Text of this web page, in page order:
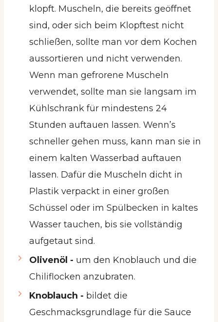
klopft. Muscheln, die bereits geöffnet
sind, oder sich beim Klopftest nicht
schließen, sollte man vor dem Kochen
aussortieren und nicht verwenden.
Wenn man gefrorene Muscheln
verwendet, sollte man sie langsam im
Kühlschrank für mindestens 24
Stunden auftauen lassen. Wenn’s
schneller gehen muss, kann man sie in
einem kalten Wasserbad auftauen
lassen. Dafür die Muscheln dicht in
Plastik verpackt in einer großen
Schüssel oder im Spülbecken in kaltes
Wasser tauchen, bis sie vollständig
aufgetaut sind.
Olivenöl - um den Knoblauch und die
Chiliflocken anzubraten.
Knoblauch - bildet die
Geschmacksgrundlage für die Sauce